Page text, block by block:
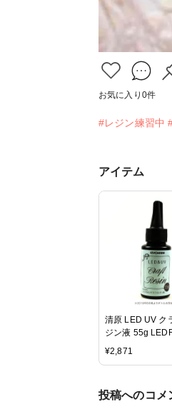
お気に入り 0件
#レジン練習中
アイテム
清原 LED UV ク
ジン液 55g
ン レジン液 UV
LED LEDレジン
¥2,871
投稿へのコメ